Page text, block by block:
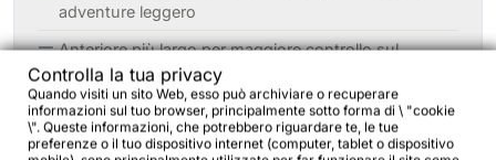
adventure leggero
Anteriore più largo per maggiore controllo sul
tecnico
Compatibilità portapacchi full touring
Ottima base per impianti a dinamo
Controlla la tua privacy
Quando visiti un sito Web, esso può archiviare o recuperare
informazioni sul tuo browser, principalmente sotto forma di \ "cookie
\". Queste informazioni, che potrebbero riguardare te, le tue
preferenze o il tuo dispositivo internet (computer, tablet o dispositivo